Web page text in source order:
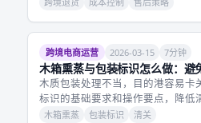
跨境电商运营 2026-03-15 7分钟
木箱熏蒸与包装标识怎么做：避
木质包装处理不当，目的港容易卡
标识的基础要求和操作要点，降低
木箱熏蒸 包装标识 清关